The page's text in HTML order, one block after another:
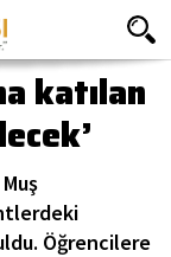
katılan
Öğrencilere